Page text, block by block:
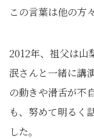
この言葉は他の方
2012年、祖父は山
泯さんと一緒に講
の動きや滑舌が不
も、努めて明るく
した。